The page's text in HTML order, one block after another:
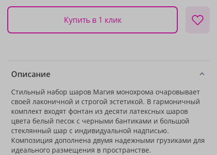
Купить в 1 клик
Описание
Стильный набор шаров Магия монохрома очаровывает
своей лаконичной и строгой эстетикой. В гармоничный
комплект входят фонтан из десяти латексных шаров
цвета белый песок с черными бантиками и большой
стеклянный шар с индивидуальной надписью.
Композиция дополнена двумя надежными грузиками для
идеального размещения в пространстве.